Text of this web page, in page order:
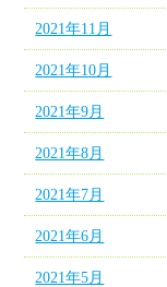
2021年11月
2021年10月
2021年9月
2021年8月
2021年7月
2021年6月
2021年5月